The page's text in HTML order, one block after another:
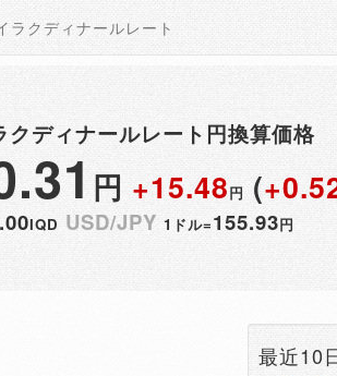
ラクディナールレート
ディナールレート円換算価格
円 +15.48円 (
IQD USD/JPY 1ドル=155.93円
最近10